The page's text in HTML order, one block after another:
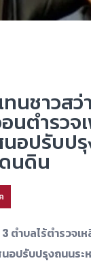
ทนชาวส
นตำรวจ
อปรับปรุ
นดิน
ตำบลไร้ตำรวจเ
อปรับปรุงถนนระ